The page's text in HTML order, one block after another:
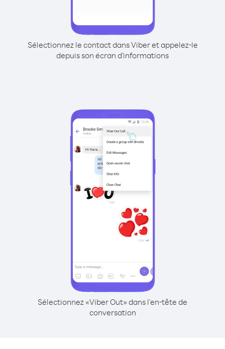
Sélectionnez le contact dans Viber et appelez-le
depuis son écran d'informations
Sélectionnez «Viber Out» dans l'en-tête de
conversation